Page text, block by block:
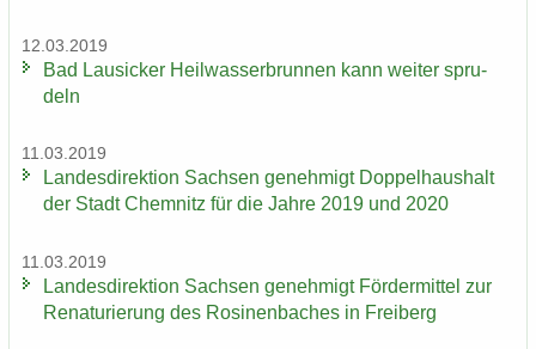
12.03.2019
Bad Lau­si­cker Heil­was­ser­brun­nen kann wei­ter spru­
deln
11.03.2019
Lan­des­di­rek­ti­on Sach­sen ge­neh­migt Dop­pel­haus­halt
der Stadt Chem­nitz für die Jahre 2019 und 2020
11.03.2019
Lan­des­di­rek­ti­on Sach­sen ge­neh­migt För­der­mit­tel zur
Re­na­tu­rie­rung des Ro­si­nen­ba­ches in Frei­berg